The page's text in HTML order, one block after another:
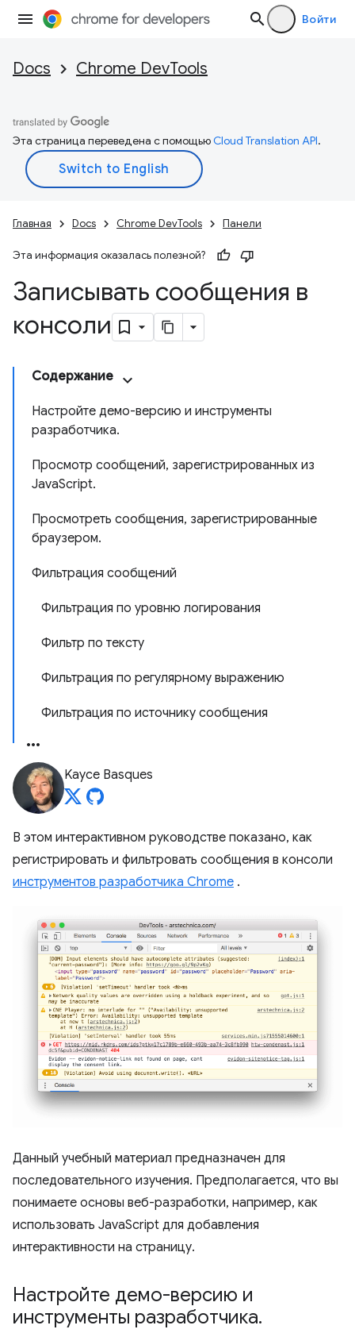
Войти
Docs Chrome DevTools
Эта страница переведена с помощьюCloud Translation API.
Главная Docs Chrome DevTools Панели
Эта информация оказалась полезной?
Записывать сообщения в
консоли
Содержание
Настройте демо-версию и инструменты
разработчика.
Просмотр сообщений, зарегистрированных из
JavaScript.
Просмотреть сообщения, зарегистрированные
браузером.
Фильтрация сообщений
Фильтрация по уровню логирования
Фильтр по тексту
Фильтрация по регулярному выражению
Фильтрация по источнику сообщения
Kayce Basques
В этом интерактивном руководстве показано, как
регистрировать и фильтровать сообщения в консоли
инструментов разработчика Chrome .
Данный учебный материал предназначен для
последовательного изучения. Предполагается, что вы
понимаете основы веб-разработки, например, как
использовать JavaScript для добавления
интерактивности на страницу.
Настройте демо-версию и
инструменты разработчика.